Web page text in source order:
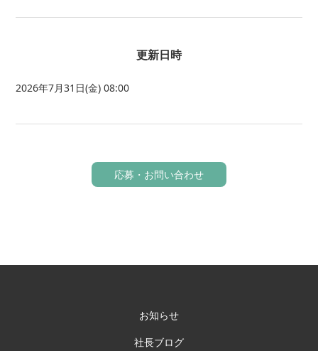
更新日時
2026年7月31日(金) 08:00
応募・お問い合わせ
お知らせ
社長ブログ